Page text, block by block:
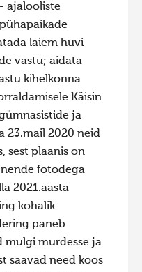
ajalooliste
laiem huvi
vastu; aidata
kihelkonna
Käisin
ja
23.mail 2020 neid
sest plaanis on
fotodega
2021.aasta
kohalik
paneb
mulgi murdesse ja
saavad need koos